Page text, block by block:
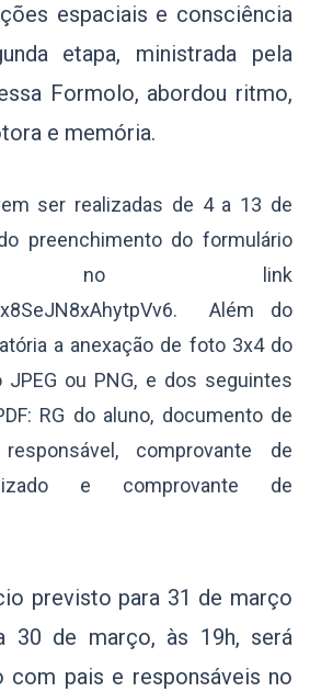
espaciais e consciência
etapa, ministrada pela
Formolo, abordou ritmo,
e memória.
ser realizadas de 4 a 13 de
preenchimento do formulário
no link
Além do
a anexação de foto 3x4 do
ou PNG, e dos seguintes
RG do aluno, documento de
comprovante de
e comprovante de
previsto para 31 de março
30 de março, às 19h, será
com pais e responsáveis no